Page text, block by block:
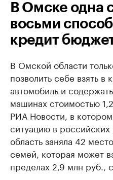
В Омске одна
восьми
кредит
В Омской области
позволить себе взять
автомобиль и
машинах стоимостью
РИА Новости, в котором
ситуацию в
область заняла 42
семей, которая может
пределах 2,9 млн руб.,